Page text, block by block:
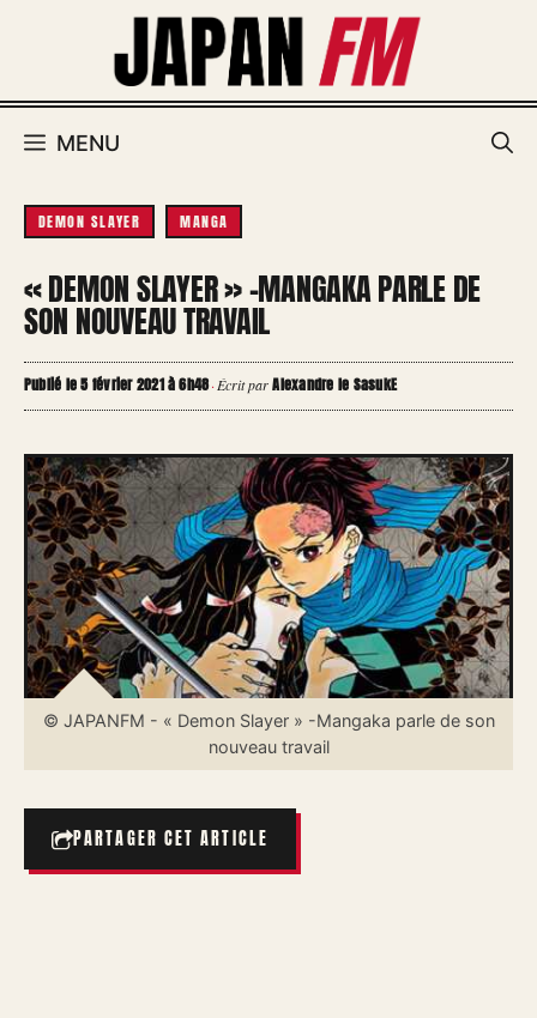
MENU
DEMON SLAYER MANGA
« DEMON SLAYER » -MANGAKA PARLE DE
SON NOUVEAU TRAVAIL
Publié le 5 février 2021 à 6h48·Écrit parAlexandre le SasukE
© JAPANFM - « Demon Slayer » -Mangaka parle de son
nouveau travail
PARTAGER CET ARTICLE